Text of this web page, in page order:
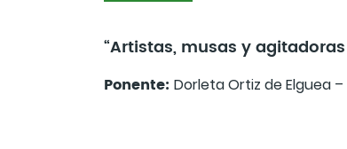
“Artistas, musas y
Ponente: Dorleta Ortiz de Elguea